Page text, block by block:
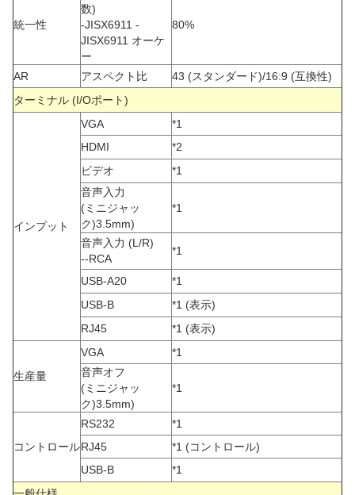
統一性
数)
-JISX6911 -
JISX6911 オーケ
ー
80%
AR アスペクト比
43 (スタンダード)/16:9 (互換性)
ターミナル (I/Oポート)
インプット
VGA
*1
HDMI
*2
ビデオ
*1
音声入力
(ミニジャッ
ク)3.5mm)
*1
音声入力 (L/R)
--RCA
*1
USB-A20
*1
USB-B
*1 (表示)
RJ45
*1 (表示)
生産量
VGA
*1
音声オフ
(ミニジャッ
ク)3.5mm)
*1
コントロール
RS232
*1
RJ45
*1 (コントロール)
USB-B
*1